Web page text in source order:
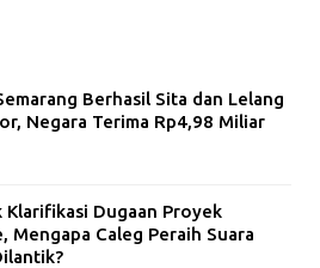
Berhasil Sita dan Lelang
Negara Terima Rp4,98 Miliar
Klarifikasi Dugaan Proyek
Mengapa Caleg Peraih Suara